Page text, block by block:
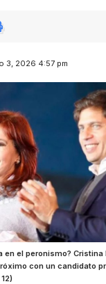
3, 2026 4:57 pm
en el peronismo?
con un candidato